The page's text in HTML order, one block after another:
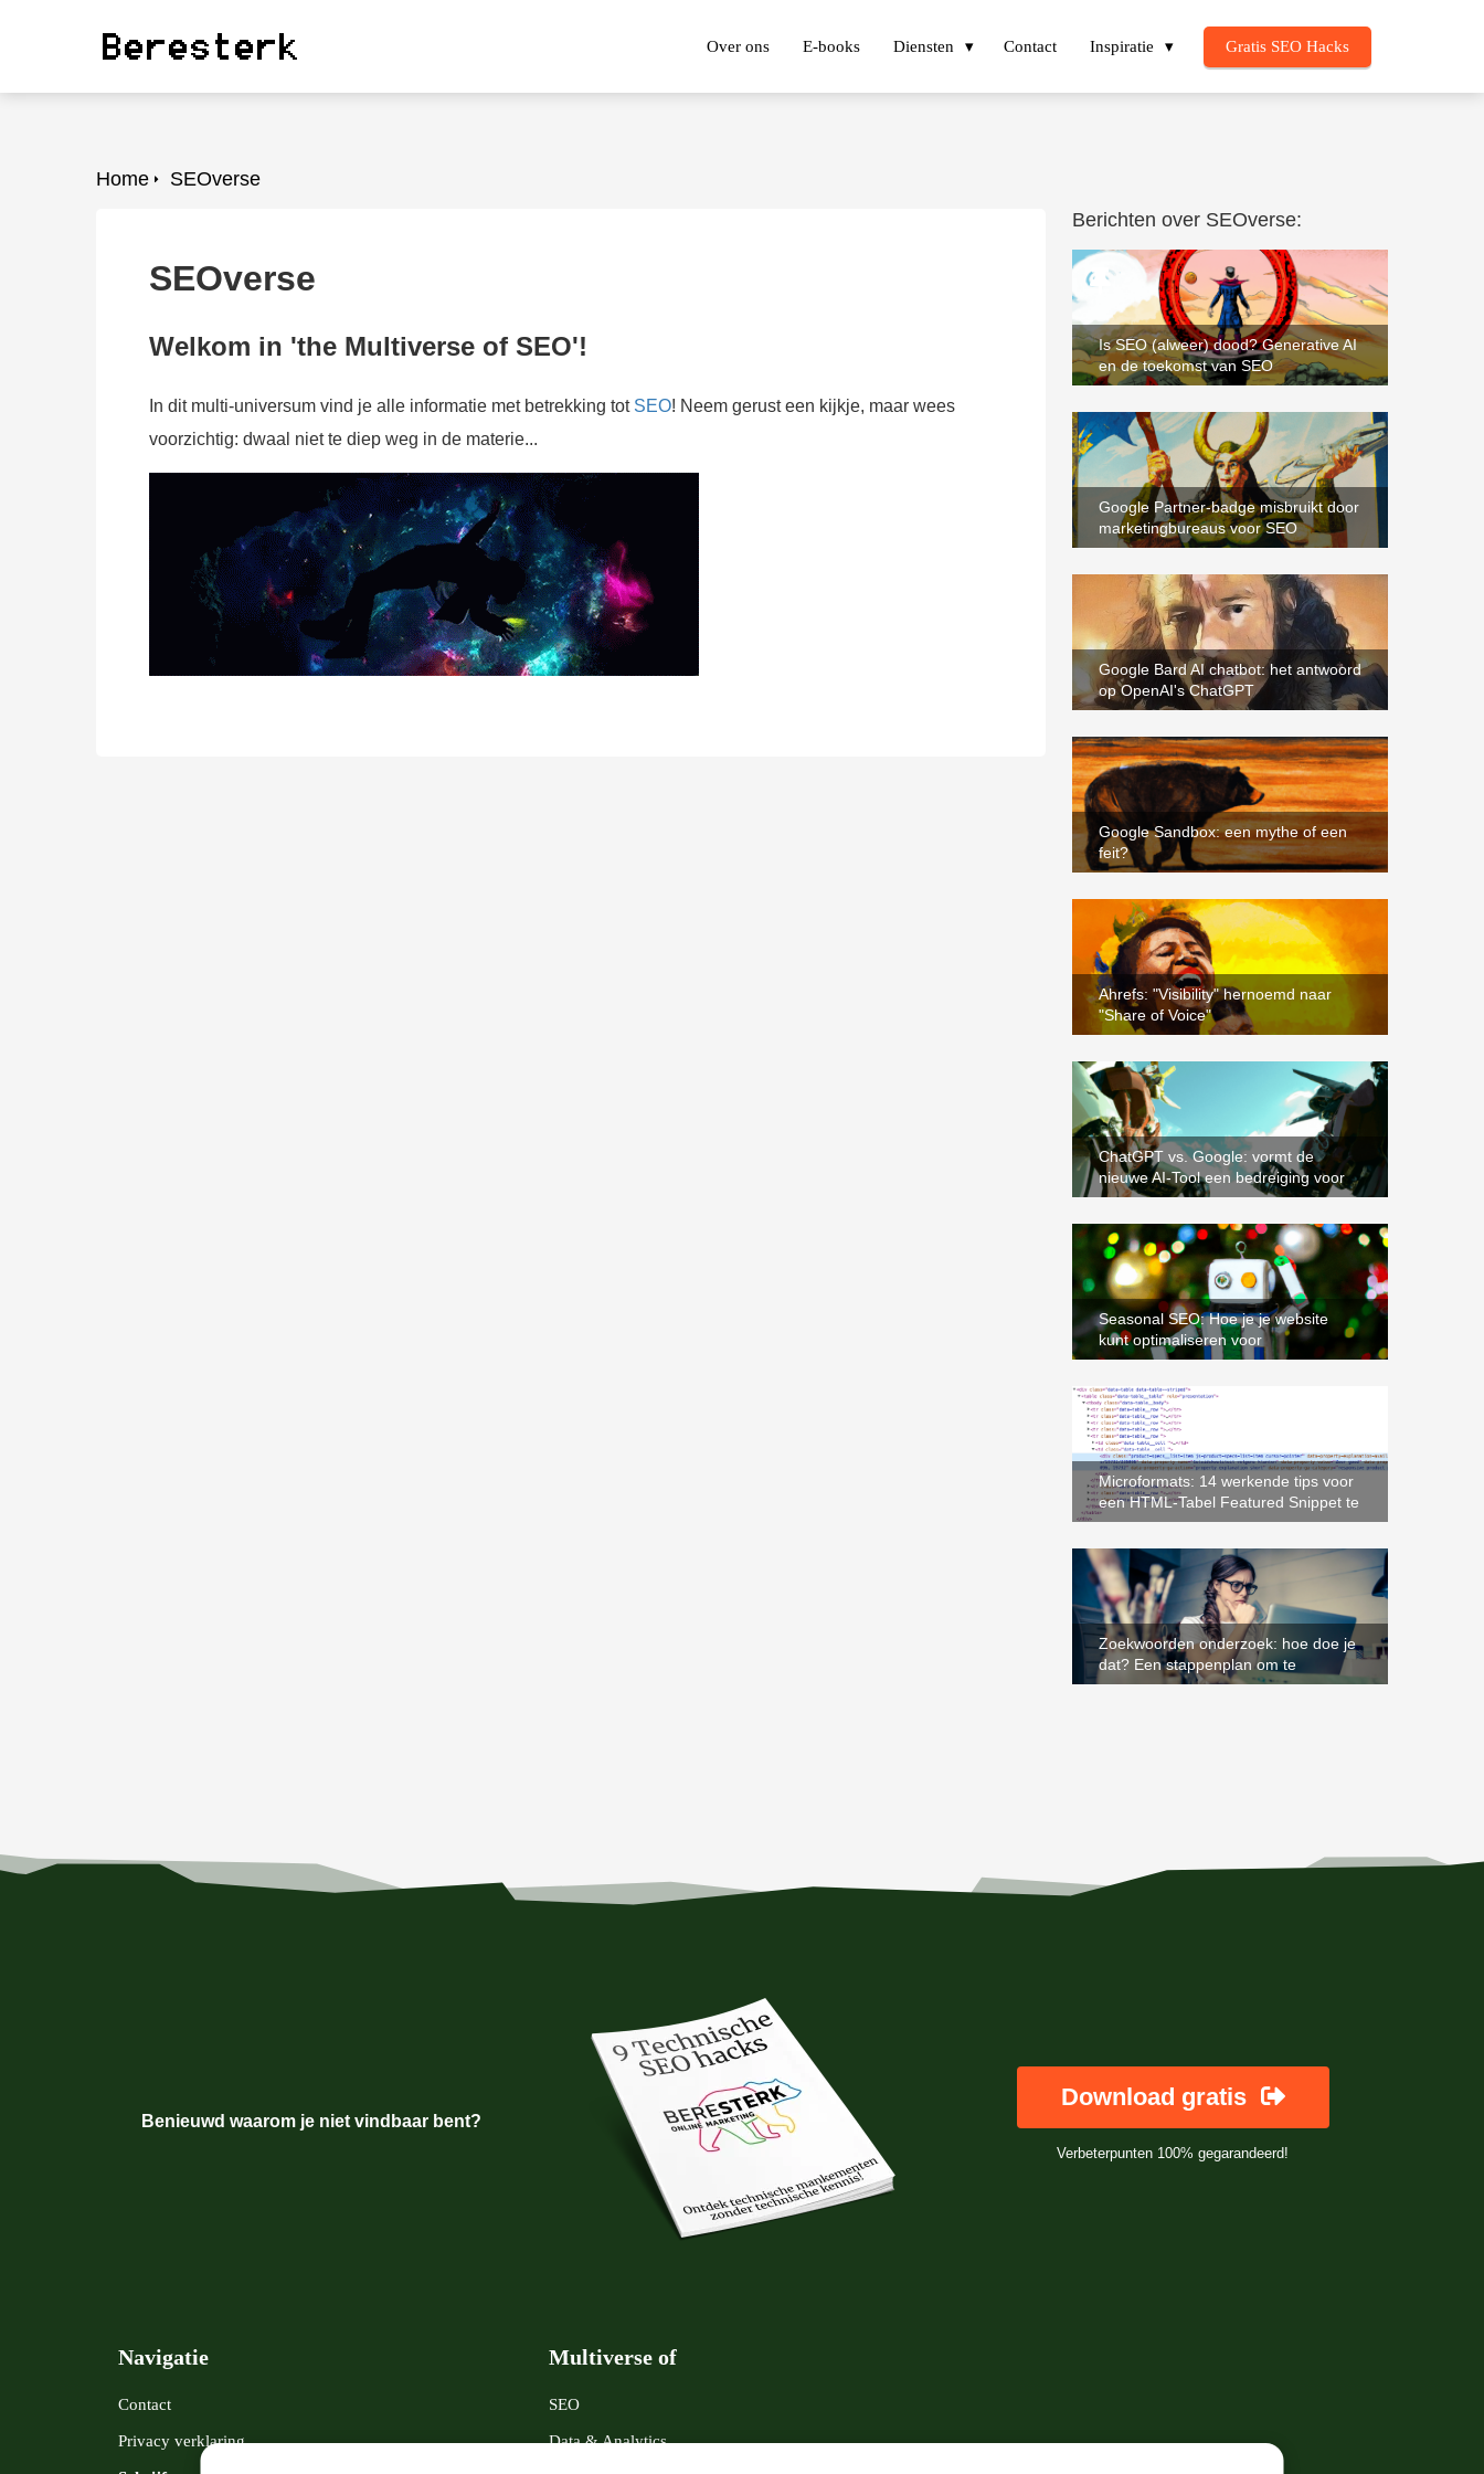
Over ons E-books Diensten Contact Inspiratie Gratis SEO Hacks
SEOverse
Home
SEOverse
Welkom in 'the Multiverse of SEO'!
In dit multi-universum vind je alle informatie met betrekking tot SEO! Neem gerust een kijkje, maar wees
voorzichtig: dwaal niet te diep weg in de materie...
Berichten over SEOverse:
Is SEO (alweer) dood? Generative AI
en de toekomst van SEO
Google Partner-badge misbruikt door
marketingbureaus voor SEO
Google Bard AI chatbot: het antwoord
op OpenAI's ChatGPT
Google Sandbox: een mythe of een
feit?
Ahrefs: "Visibility" hernoemd naar
"Share of Voice"
ChatGPT vs. Google: vormt de
nieuwe AI-Tool een bedreiging voor
Google en SEO-specialisten?
Seasonal SEO: Hoe je je website
kunt optimaliseren voor
zoekopdrachten gerelateerd aan
Microformats: 14 werkende tips voor
een HTML-Tabel Featured Snippet te
verdienen (duw je concurrent naar
beneden)!
Zoekwoorden onderzoek: hoe doe je
dat? Een stappenplan om te
domineren in Google!
Benieuwd waarom je niet vindbaar bent?
Download gratis
Verbeterpunten 100% gegarandeerd!
Navigatie
Contact
Privacy verklaring
Multiverse of
SEO
Data & Analytics
over het
op de